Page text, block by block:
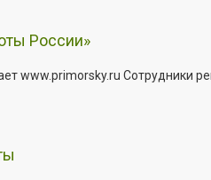
России»
Сотрудники